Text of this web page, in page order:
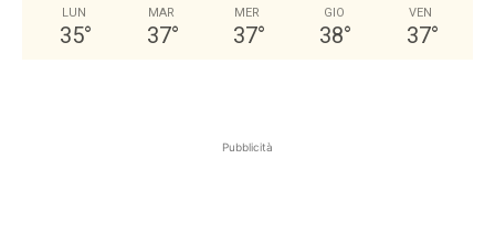
LUN
35°
MAR
37°
MER
37°
GIO
38°
VEN
37°
Pubblicità